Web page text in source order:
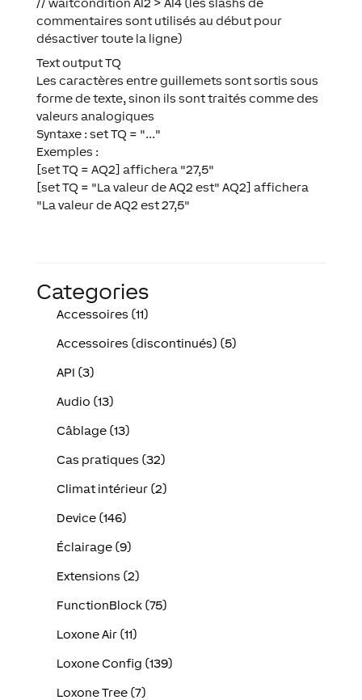
commentaires sont utilisés au début pour
désactiver toute la ligne)
Text output TQ
Les caractères entre guillemets sont sortis sous
forme de texte, sinon ils sont traités comme des
valeurs analogiques
Syntaxe : set TQ = "..."
Exemples :
[set TQ = AQ2] affichera "27,5"
[set TQ = "La valeur de AQ2 est" AQ2] affichera
"La valeur de AQ2 est 27,5"
Categories
Accessoires (11)
Accessoires (discontinués) (5)
API (3)
Audio (13)
Câblage (13)
Cas pratiques (32)
Climat intérieur (2)
Device (146)
Éclairage (9)
Extensions (2)
FunctionBlock (75)
Loxone Air (11)
Loxone Config (139)
Loxone Tree (7)